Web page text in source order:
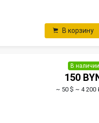
В корзину
В наличии
150
~ 50 $ ~ 4 200